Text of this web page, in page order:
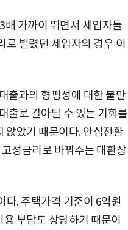
가까이 뛰면서 세입자들
빌렸던 세입자의 경우 이
출과의 형평성에 대한 불만
출로 갈아탈 수 있는 기회를
않았기 때문이다. 안심전환
정금리로 바꿔주는 대환상
다. 주택가격 기준이 6억원
부담도 상당하기 때문이